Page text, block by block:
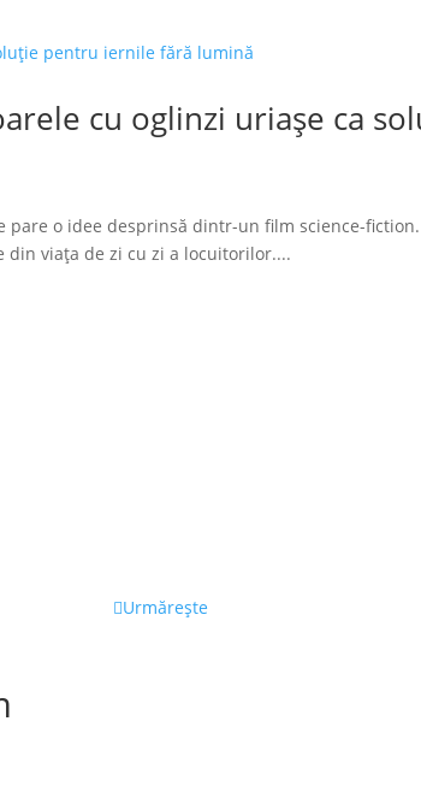
cu oglinzi uriașe ca
o idee desprinsă dintr-un film science-
din viața de zi cu zi a locuitorilor....
Urmărește